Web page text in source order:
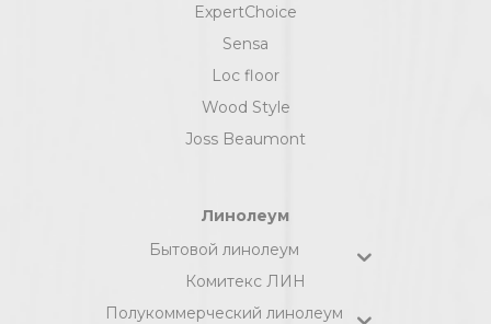
ExpertChoice
Sensa
Loc floor
Wood Style
Joss Beaumont
Линолеум
Бытовой линолеум
Комитекс ЛИН
Полукоммерческий линолеум